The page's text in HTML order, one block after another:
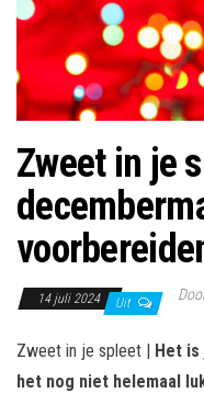
Zweet in je
14 juli 2024 Uit
Zweet in je spleet | Het is
het nog niet helemaal